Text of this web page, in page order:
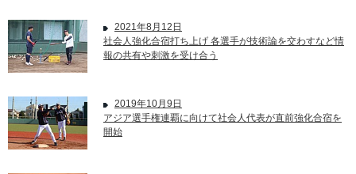
2021年8月12日
社会人強化合宿打ち上げ 各選手が技術論を交わすなど情
報の共有や刺激を受け合う
2019年10月9日
アジア選手権連覇に向けて社会人代表が直前強化合宿を
開始